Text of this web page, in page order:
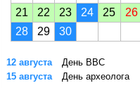
21
22 23 24 25 26
28
29 30
12 августа
День ВВС
15 августа
День археолога